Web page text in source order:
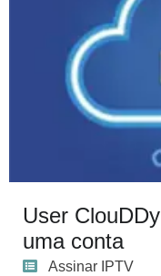
User
uma conta
Assinar IPTV